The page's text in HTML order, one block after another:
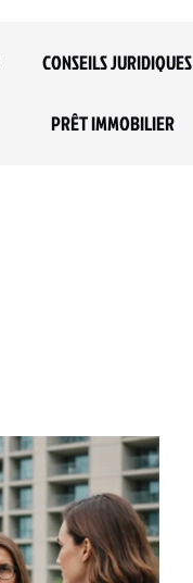
CONSEILS JURIDIQUES
PRÊT IMMOBILIER